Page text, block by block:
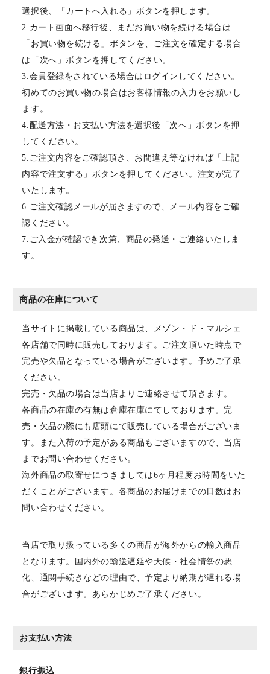
選択後、「カートへ入れる」ボタンを押します。
2.カート画面へ移行後、まだお買い物を続ける場合は
「お買い物を続ける」ボタンを、ご注文を確定する場合
は「次へ」ボタンを押してください。
3.会員登録をされている場合はログインしてください。
初めてのお買い物の場合はお客様情報の入力をお願いし
ます。
4.配送方法・お支払い方法を選択後「次へ」ボタンを押
してください。
5.ご注文内容をご確認頂き、お間違え等なければ「上記
内容で注文する」ボタンを押してください。注文が完了
いたします。
6.ご注文確認メールが届きますので、メール内容をご確
認ください。
7.ご入金が確認でき次第、商品の発送・ご連絡いたしま
す。
商品の在庫について
当サイトに掲載している商品は、メゾン・ド・マルシェ
各店舗で同時に販売しております。ご注文頂いた時点で
完売や欠品となっている場合がございます。予めご了承
ください。
完売・欠品の場合は当店よりご連絡させて頂きます。
各商品の在庫の有無は倉庫在庫にてしております。完
売・欠品の際にも店頭にて販売している場合がございま
す。また入荷の予定がある商品もございますので、当店
までお問い合わせください。
海外商品の取寄せにつきましては6ヶ月程度お時間をいた
だくことがございます。各商品のお届けまでの日数はお
問い合わせください。
当店で取り扱っている多くの商品が海外からの輸入商品
となります。国内外の輸送遅延や天候・社会情勢の悪
化、通関手続きなどの理由で、予定より納期が遅れる場
合がございます。あらかじめご了承ください。
お支払い方法
銀行振込